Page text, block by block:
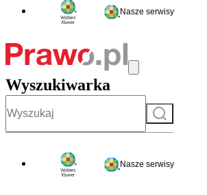
Nasze serwisy
Wyszukiwarka
Szukaj
Nasze serwisy